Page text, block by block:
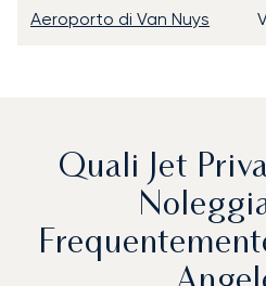
Aeroporto di Van Nuys
Quali Jet